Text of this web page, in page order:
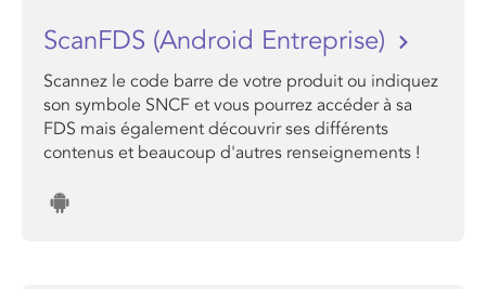
ScanFDS (Android Entreprise)
Scannez le code barre de votre produit ou indiquez
son symbole SNCF et vous pourrez accéder à sa
FDS mais également découvrir ses différents
contenus et beaucoup d'autres renseignements !